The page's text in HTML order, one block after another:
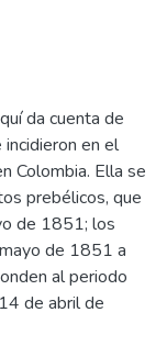
da cuenta de
en el
Colombia. Ella se
prebélicos, que
de 1851; los
de 1851 a
al periodo
de abril de